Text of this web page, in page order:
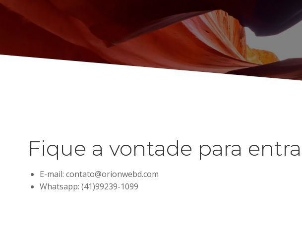
Fique a vontade para
E-mail: contato@orionwebd.com
Whatsapp: (41)99239-1099